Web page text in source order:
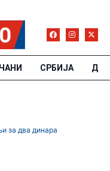
СРБИЈА
за два динара